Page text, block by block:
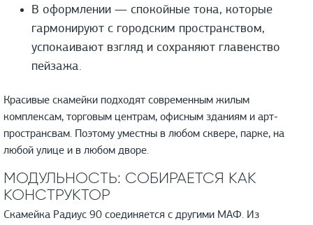
В оформлении — спокойные тона, которые
гармонируют с городским пространством,
успокаивают взгляд и сохраняют главенство
пейзажа.
Красивые скамейки подходят современным жилым
комплексам, торговым центрам, офисным зданиям и арт-
пространсвам. Поэтому уместны в любом сквере, парке, на
любой улице и в любом дворе.
МОДУЛЬНОСТЬ: СОБИРАЕТСЯ КАК
КОНСТРУКТОР
Скамейка Радиус 90 соединяется с другими МАФ. Из